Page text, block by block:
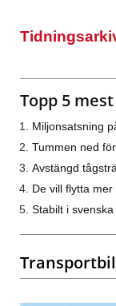
Topp 5
Miljonsatsning
Tummen ned
Avstängd
De vill flytta
Stabilt i